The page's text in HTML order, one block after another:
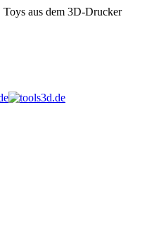
Toys aus dem 3D-Drucker